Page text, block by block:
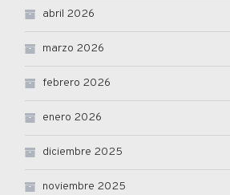
abril 2026
marzo 2026
febrero 2026
enero 2026
diciembre 2025
noviembre 2025